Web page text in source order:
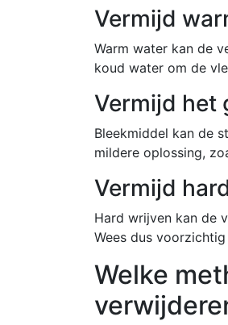
Vermijd
Warm water kan de
koud water om de
Vermijd het
Bleekmiddel kan de
mildere oplossing,
Vermijd
Hard wrijven kan de
Wees dus
Welke